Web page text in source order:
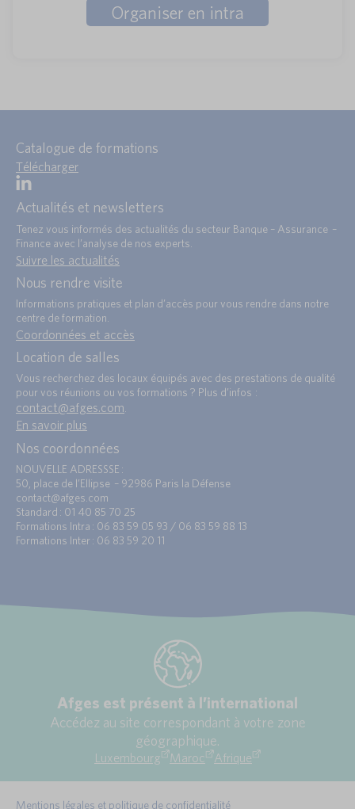
Organiser en intra
Catalogue de formations
Télécharger
Actualités et newsletters
Tenez vous informés des actualités du secteur Banque – Assurance –
Finance avec l’analyse de nos experts.
Suivre les actualités
Nous rendre visite
Informations pratiques et plan d’accès pour vous rendre dans notre
centre de formation.
Coordonnées et accès
Location de salles
Vous recherchez des locaux équipés avec des prestations de qualité
pour vos réunions ou vos formations ? Plus d’infos :
contact@afges.com.
En savoir plus
Nos coordonnées
NOUVELLE ADRESSSE :
50, place de l’Ellipse – 92986 Paris la Défense
contact@afges.com
Standard : 01 40 85 70 25
Formations Intra : 06 83 59 05 93 / 06 83 59 88 13
Formations Inter : 06 83 59 20 11
Afges est présent à l’international
Accédez au site correspondant à votre zone
géographique.
Luxembourg Maroc Afrique
Mentions légales et politique de confidentialité